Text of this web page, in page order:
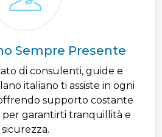
Sempre Presente
di consulenti, guide e
italiano ti assiste in ogni
supporto costante
per garantirti tranquillità e
sicurezza.